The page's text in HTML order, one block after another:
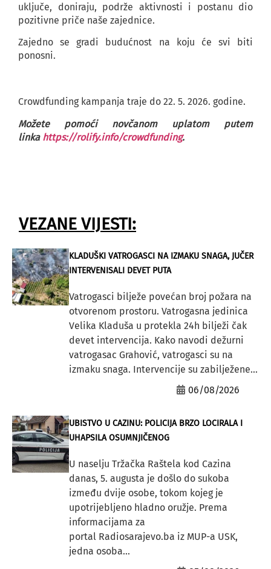
uključe, doniraju, podrže aktivnosti i postanu dio
pozitivne priče naše zajednice.
Zajedno se gradi budućnost na koju će svi biti
ponosni.
Crowdfunding kampanja traje do 22. 5. 2026. godine.
Možete pomoći novčanom uplatom putem
linka https://rolify.info/crowdfunding.
VEZANE VIJESTI:
KLADUŠKI VATROGASCI NA IZMAKU SNAGA, JUČER
INTERVENISALI DEVET PUTA
Vatrogasci bilježe povećan broj požara na
otvorenom prostoru. Vatrogasna jedinica
Velika Kladuša u protekla 24h bilježi čak
devet intervencija. Kako navodi dežurni
vatrogasac Grahović, vatrogasci su na
izmaku snaga. Intervencije su zabilježene...
06/08/2026
UBISTVO U CAZINU: POLICIJA BRZO LOCIRALA I
UHAPSILA OSUMNJIČENOG
U naselju Tržačka Raštela kod Cazina
danas, 5. augusta je došlo do sukoba
između dvije osobe, tokom kojeg je
upotrijebljeno hladno oružje. Prema
informacijama za
portal Radiosarajevo.ba iz MUP-a USK,
jedna osoba...